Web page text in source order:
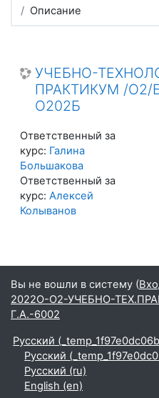
Описание
УЧЕБНО-
ПРАКТИКУМ /О2/
О202Б
Ответственный за
курс: Галина
Большакова
Ответственный за
курс: Алексей
Колыванов
Вы не вошли в систему (
2022О-О2-УЧЕБНО-
Г.А.-6002
Русский
Русский
Русский ‎(ru)‎
English ‎(en)‎